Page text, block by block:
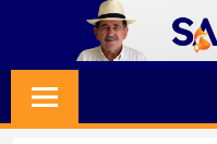
content
Jornalismo
Credibilidade